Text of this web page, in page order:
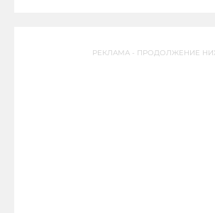
РЕКЛАМА - ПРОДОЛЖЕНИЕ